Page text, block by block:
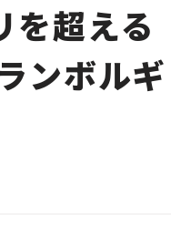
を超える
ンボルギ
Special
Series